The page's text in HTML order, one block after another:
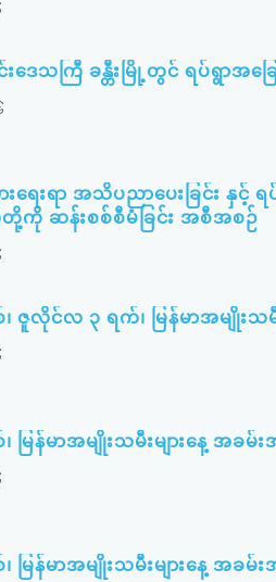
ဒေသကြီ ခန္တီးမြို့တွင် ရပ်ရွာအခ
းရေးရာ အသိပညာပေးခြင်း နှင့်
ကို ဆန်းစစ်စီမံခြင်း အစီအစဉ်
၊ ဇူလိုင်လ ၃ ရက်၊ မြန်မာအမျိုးသမီ
မြန်မာအမျိုးသမီးများနေ့ အခမ်း
မြန်မာအမျိုးသမီးများနေ့ အခမ်း